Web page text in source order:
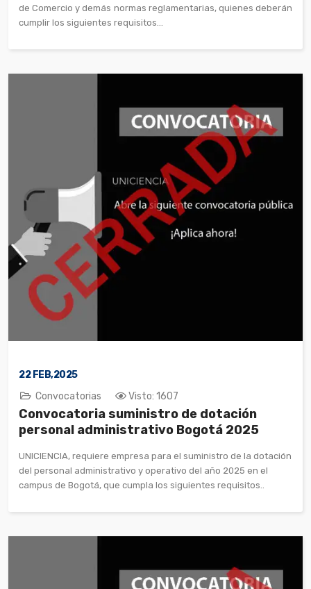
de Comercio y demás normas reglamentarias, quienes deberán
cumplir los siguientes requisitos...
22FEB,2025
Convocatorias
Visto: 1607
Convocatoria suministro de dotación
personal administrativo Bogotá 2025
UNICIENCIA, requiere empresa para el suministro de la dotación
del personal administrativo y operativo del año 2025 en el
campus de Bogotá, que cumpla los siguientes requisitos..